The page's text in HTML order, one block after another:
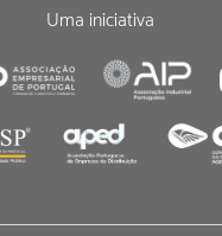
Uma iniciativa